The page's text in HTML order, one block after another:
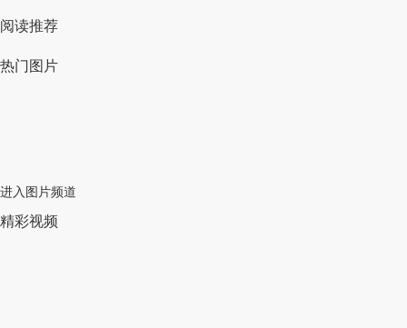
阅读推荐
热门图片
进入图片频道
精彩视频